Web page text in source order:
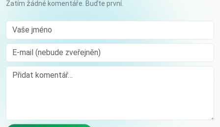
Zatím žádné komentáře. Buďte první.
Vaše jméno
E-mail (nebude zveřejněn)
Comment